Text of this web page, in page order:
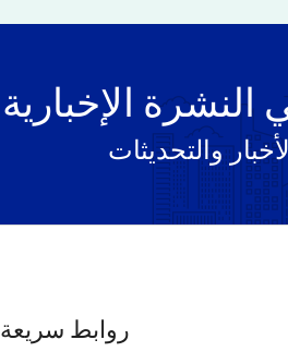
النشرة الإخبارية
والتحديثات
روابط سريعة